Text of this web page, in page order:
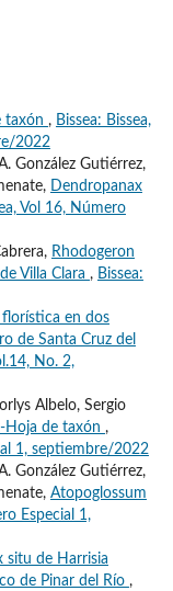
taxón , Bissea: Bissea,
2022
González Gutiérrez,
Dendropanax
Vol 16, Número
Rhodogeron
Villa Clara , Bissea:
florística en dos
de Santa Cruz del
No. 2,
Albelo, Sergio
Hoja de taxón ,
1, septiembre/2022
González Gutiérrez,
Atopoglossum
Especial 1,
situ de Harrisia
de Pinar del Río ,